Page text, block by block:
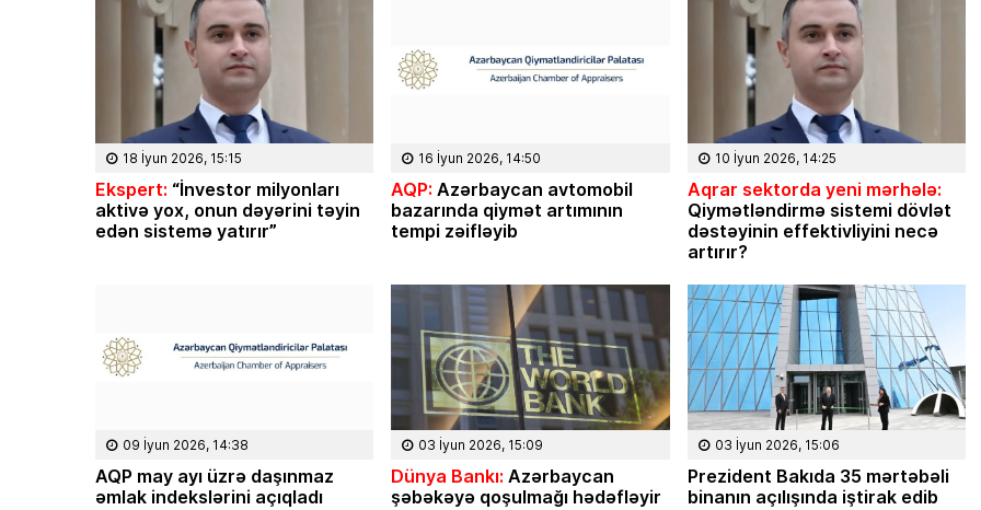
18 İyun 2026, 15:15
Ekspert: “İnvestor milyonları
aktivə yox, onun dəyərini təyin
edən sistemə yatırır”
16 İyun 2026, 14:50
AQP: Azərbaycan avtomobil
bazarında qiymət artımının
tempi zəifləyib
10 İyun 2026, 14:25
Aqrar sektorda yeni mərhələ:
Qiymətləndirmə sistemi dövlət
dəstəyinin effektivliyini necə
artırır?
09 İyun 2026, 14:38
AQP may ayı üzrə daşınmaz
əmlak indekslərini açıqladı
03 İyun 2026, 15:09
Dünya Bankı: Azərbaycan
şəbəkəyə qoşulmağı hədəfləyir
03 İyun 2026, 15:06
Prezident Bakıda 35 mərtəbəli
binanın açılışında iştirak edib
08 Fevral 2024, 15:32
Rəsmiyyə Sabir
Ayıq Səmədovun
təqdimatında
Masallı rayonunun Ərkivan